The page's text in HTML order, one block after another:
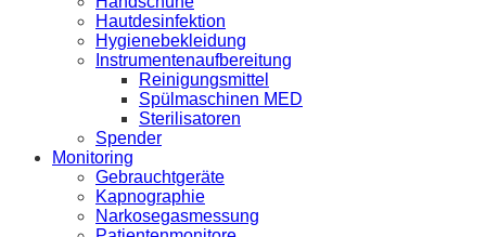
Hautdesinfektion
Hygienebekleidung
Instrumentenaufbereitung
Reinigungsmittel
Spülmaschinen MED
Sterilisatoren
Spender
Monitoring
Gebrauchtgeräte
Kapnographie
Narkosegasmessung